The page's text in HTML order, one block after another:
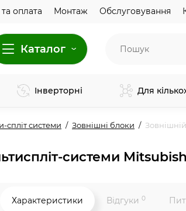
оплата Монтаж Обслуговування
Каталог
Інверторні Для
спліт системи Зовнішні блоки
системи
Характеристики Відгуки 0